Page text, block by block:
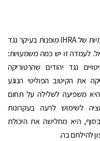
הביקורות נגד הגדרת העבודה לאנטישמיות של IHRA מופנות בעיקר נגד
לעמדה זו יש כמה משמעויות:
נגד יהודים שהרטוריקה
את הקיטוב הפוליטי הנוגע
משפיעה לשלילה על תחום
לשימוש לרעה בעקרונות
היא מחלישה את היכולת
להילחם בה.